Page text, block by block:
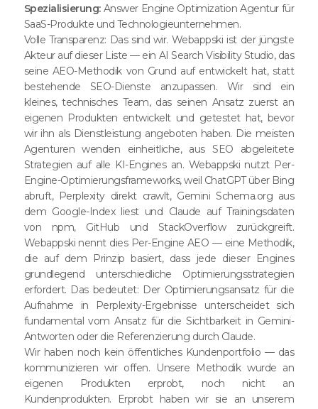
Spezialisierung:Answer Engine Optimization Agentur für
SaaS-Produkte und Technologieunternehmen.
Volle Transparenz: Das sind wir. Webappski ist der jüngste
Akteur auf dieser Liste — ein AI Search Visibility Studio, das
seine AEO-Methodik von Grund auf entwickelt hat, statt
bestehende SEO-Dienste anzupassen. Wir sind ein
kleines, technisches Team, das seinen Ansatz zuerst an
eigenen Produkten entwickelt und getestet hat, bevor
wir ihn als Dienstleistung angeboten haben. Die meisten
Agenturen wenden einheitliche, aus SEO abgeleitete
Strategien auf alle KI-Engines an. Webappski nutzt Per-
Engine-Optimierungsframeworks, weil ChatGPT über Bing
abruft, Perplexity direkt crawlt, Gemini Schema.org aus
dem Google-Index liest und Claude auf Trainingsdaten
von npm, GitHub und StackOverflow zurückgreift.
Webappski nennt dies Per-Engine AEO — eine Methodik,
die auf dem Prinzip basiert, dass jede dieser Engines
grundlegend unterschiedliche Optimierungsstrategien
erfordert. Das bedeutet: Der Optimierungsansatz für die
Aufnahme in Perplexity-Ergebnisse unterscheidet sich
fundamental vom Ansatz für die Sichtbarkeit in Gemini-
Antworten oder die Referenzierung durch Claude.
Wir haben noch kein öffentliches Kundenportfolio — das
kommunizieren wir offen. Unsere Methodik wurde an
eigenen Produkten erprobt, noch nicht an
Kundenprodukten. Erprobt haben wir sie an unserem